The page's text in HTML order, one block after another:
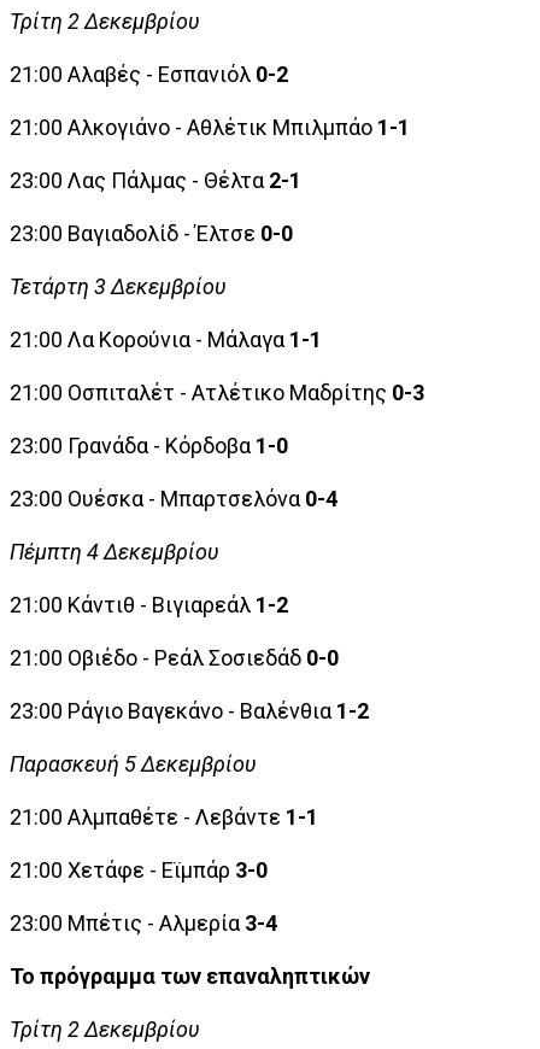
Τρίτη 2 Δεκεμβρίου
21:00 Αλαβές - Εσπανιόλ 0-2
21:00 Αλκογιάνο - Αθλέτικ Μπιλμπάο 1-1
23:00 Λας Πάλμας - Θέλτα 2-1
23:00 Βαγιαδολίδ - Έλτσε 0-0
Τετάρτη 3 Δεκεμβρίου
21:00 Λα Κορούνια - Μάλαγα 1-1
21:00 Οσπιταλέτ - Ατλέτικο Μαδρίτης 0-3
23:00 Γρανάδα - Κόρδοβα 1-0
23:00 Ουέσκα - Μπαρτσελόνα 0-4
Πέμπτη 4 Δεκεμβρίου
21:00 Κάντιθ - Βιγιαρεάλ 1-2
21:00 Οβιέδο - Ρεάλ Σοσιεδάδ 0-0
23:00 Ράγιο Βαγεκάνο - Βαλένθια 1-2
Παρασκευή 5 Δεκεμβρίου
21:00 Αλμπαθέτε - Λεβάντε 1-1
21:00 Χετάφε - Εϊμπάρ 3-0
23:00 Μπέτις - Αλμερία 3-4
Το πρόγραμμα των επαναληπτικών
Τρίτη 2 Δεκεμβρίου